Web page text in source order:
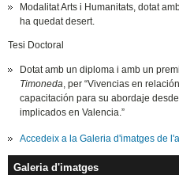
Modalitat Arts i Humanitats, dotat
ha quedat desert.
Tesi Doctoral
Dotat amb un diploma i amb un
Timoneda , per “Vivencias en
capacitación para su abordaje
implicados en Valencia.”
Accedeix a la Galeria d'imatges de
Galeria d'imatges